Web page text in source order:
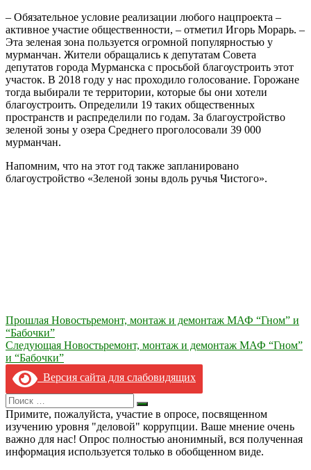
– Обязательное условие реализации любого нацпроекта –
активное участие общественности, – отметил Игорь Морарь. –
Эта зеленая зона пользуется огромной популярностью у
мурманчан. Жители обращались к депутатам Совета
депутатов города Мурманска с просьбой благоустроить этот
участок. В 2018 году у нас проходило голосование. Горожане
тогда выбирали те территории, которые бы они хотели
благоустроить. Определили 19 таких общественных
пространств и распределили по годам. За благоустройство
зеленой зоны у озера Среднего проголосовали 39 000
мурманчан.
Напомним, что на этот год также запланировано
благоустройство «Зеленой зоны вдоль ручья Чистого».
Навигация
по
записям
Прошлая Новостьремонт, монтаж и демонтаж МАФ “Гном” и
“Бабочки”
Следующая Новостьремонт, монтаж и демонтаж МАФ “Гном”
и “Бабочки”
Версия сайта для слабовидящих
Search
for:
Искать
Примите, пожалуйста, участие в опросе, посвященном
изучению уровня "деловой" коррупции. Ваше мнение очень
важно для нас! Опрос полностью анонимный, вся полученная
информация используется только в обобщенном виде.